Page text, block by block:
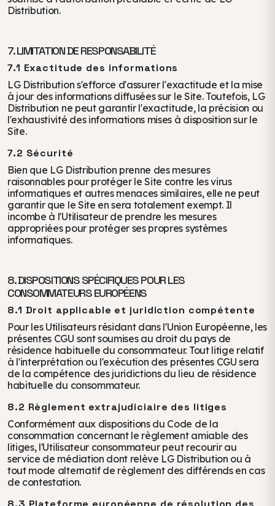
Distribution.
7. LIMITATION DE RESPONSABILITÉ
7.1 Exactitude des informations
LG Distribution s'efforce d'assurer l'exactitude et la mise
à jour des informations diffusées sur le Site. Toutefois, LG
Distribution ne peut garantir l'exactitude, la précision ou
l'exhaustivité des informations mises à disposition sur le
Site.
7.2 Sécurité
Bien que LG Distribution prenne des mesures
raisonnables pour protéger le Site contre les virus
informatiques et autres menaces similaires, elle ne peut
garantir que le Site en sera totalement exempt. Il
incombe à l'Utilisateur de prendre les mesures
appropriées pour protéger ses propres systèmes
informatiques.
8. DISPOSITIONS SPÉCIFIQUES POUR LES
CONSOMMATEURS EUROPÉENS
8.1 Droit applicable et juridiction compétente
Pour les Utilisateurs résidant dans l'Union Européenne, les
présentes CGU sont soumises au droit du pays de
résidence habituelle du consommateur. Tout litige relatif
à l'interprétation ou l'exécution des présentes CGU sera
de la compétence des juridictions du lieu de résidence
habituelle du consommateur.
8.2 Règlement extrajudiciaire des litiges​
​Conformément aux dispositions du Code de la
consommation concernant le règlement amiable des
litiges, l'Utilisateur consommateur peut recourir au
service de médiation dont relève LG Distribution ou à
tout mode alternatif de règlement des différends en cas
de contestation.